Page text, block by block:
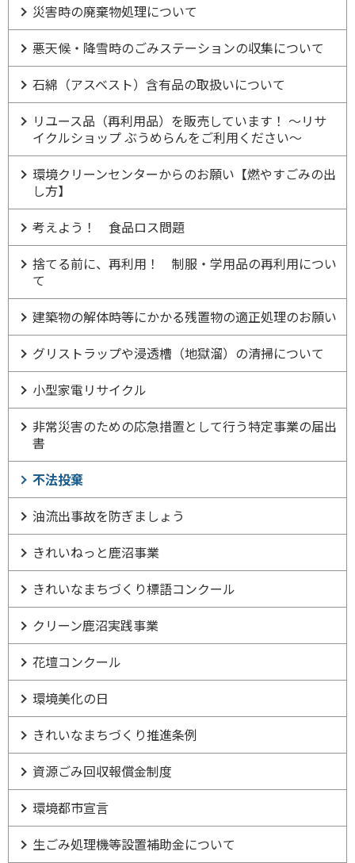
災害時の廃棄物処理について
悪天候・降雪時のごみステーションの収集について
石綿（アスベスト）含有品の取扱いについて
リユース品（再利用品）を販売しています！ ～リサ
イクルショップ ぶうめらんをご利用ください～
環境クリーンセンターからのお願い【燃やすごみの出
し方】
考えよう！ 食品ロス問題
捨てる前に、再利用！ 制服・学用品の再利用につい
て
建築物の解体時等にかかる残置物の適正処理のお願い
グリストラップや浸透槽（地獄溜）の清掃について
小型家電リサイクル
非常災害のための応急措置として行う特定事業の届出
書
不法投棄
油流出事故を防ぎましょう
きれいねっと鹿沼事業
きれいなまちづくり標語コンクール
クリーン鹿沼実践事業
花壇コンクール
環境美化の日
きれいなまちづくり推進条例
資源ごみ回収報償金制度
環境都市宣言
生ごみ処理機等設置補助金について